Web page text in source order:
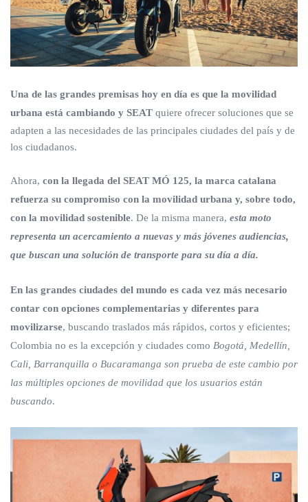
Una de las grandes premisas hoy en día es que la movilidad
urbana está cambiando y SEAT quiere ofrecer soluciones que se
adapten a las necesidades de las principales ciudades del país y de
los ciudadanos.
Ahora, con la llegada del SEAT MÓ 125, la marca catalana
refuerza su compromiso con la movilidad urbana y, sobre todo,
con la movilidad sostenible. De la misma manera, esta moto
representa un acercamiento a nuevas y más jóvenes audiencias,
que buscan una solución de transporte para su día a día.
En las grandes ciudades del mundo es cada vez más necesario
contar con opciones complementarias y diferentes para
movilizarse, buscando traslados más rápidos, cortos y eficientes;
Colombia no es la excepción y ciudades como Bogotá, Medellín,
Cali, Barranquilla o Bucaramanga son prueba de este cambio por
las múltiples opciones de movilidad que los usuarios están
buscando.